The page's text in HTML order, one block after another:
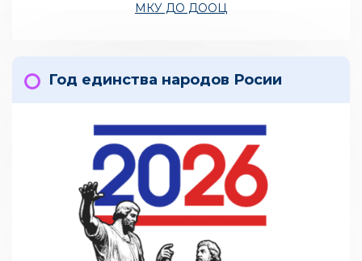
МКУ ДО ДООЦ
Год единства народов Росии